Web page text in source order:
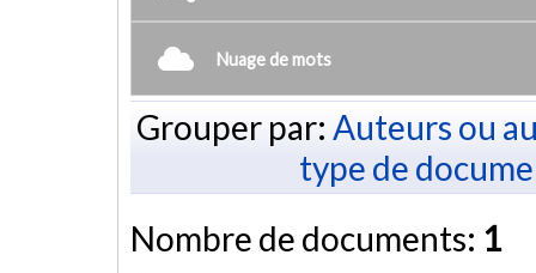
Nuage de mots
Grouper par: Auteurs ou
type de
Nombre de documents: 1